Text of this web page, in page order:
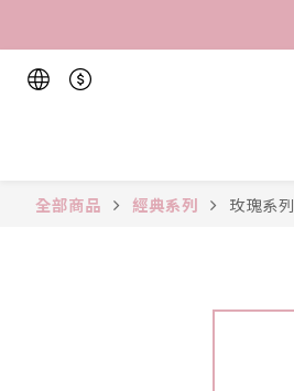
全部商品 經典系列 玫瑰系列